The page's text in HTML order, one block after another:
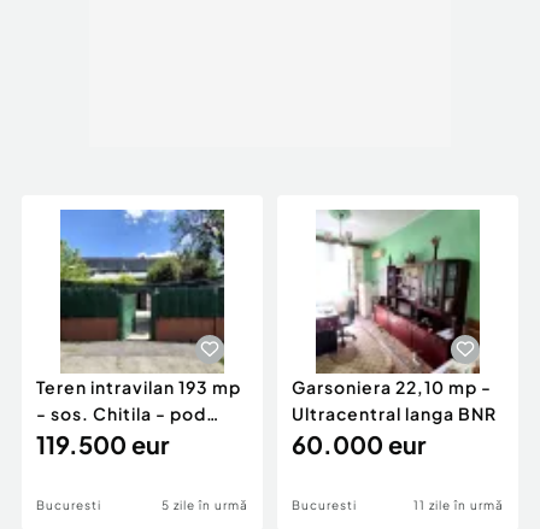
Teren intravilan 193 mp
- sos. Chitila - pod
Constanta
119.500 eur
Bucuresti 5 zile în urmă
Garsoniera 22,10 mp -
Ultracentral langa BNR
60.000 eur
Bucuresti 11 zile în urmă